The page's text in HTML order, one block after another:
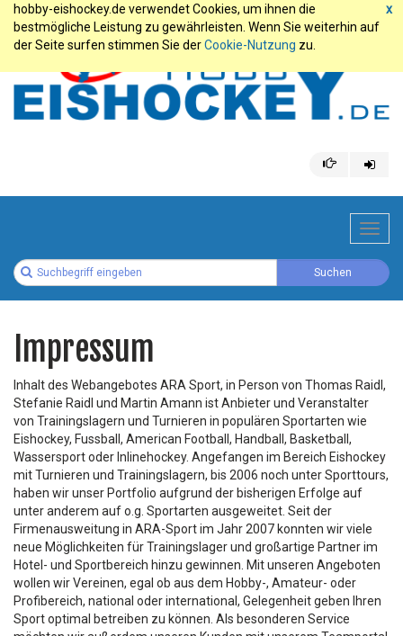
x
hobby-eishockey.de verwendet Cookies, um ihnen die
bestmögliche Leistung zu gewährleisten. Wenn Sie weiterhin auf
der Seite surfen stimmen Sie derCookie-Nutzung zu.
Impressum
Inhalt des Webangebotes ARA Sport, in Person von Thomas Raidl,
Stefanie Raidl und Martin Amann ist Anbieter und Veranstalter
von Trainingslagern und Turnieren in populären Sportarten wie
Eishockey, Fussball, American Football, Handball, Basketball,
Wassersport oder Inlinehockey. Angefangen im Bereich Eishockey
mit Turnieren und Trainingslagern, bis 2006 noch unter Sporttours,
haben wir unser Portfolio aufgrund der bisherigen Erfolge auf
unter anderem auf o.g. Sportarten ausgeweitet. Seit der
Firmenausweitung in ARA-Sport im Jahr 2007 konnten wir viele
neue Möglichkeiten für Trainingslager und großartige Partner im
Hotel- und Sportbereich hinzu gewinnen. Mit unseren Angeboten
wollen wir Vereinen, egal ob aus dem Hobby-, Amateur- oder
Profibereich, national oder international, Gelegenheit geben Ihren
Sport optimal betreiben zu können. Als besonderen Service